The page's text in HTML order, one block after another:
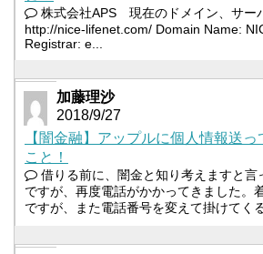
株式会社APS 現在のドメイン、サー
http://nice-lifenet.com/ Domain Name:
Registrar: e...
加藤理沙
2018/9/27
【闇金融】アップルに個人情報送
こと！
借りる前に、闇金と知り考えますと言
ですが、再度電話がかかってきました。
ですが、また電話番号を変えて掛けてく